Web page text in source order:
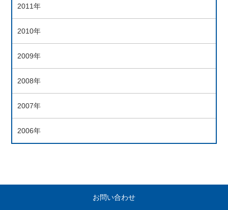
2011年
2010年
2009年
2008年
2007年
2006年
お問い合わせ